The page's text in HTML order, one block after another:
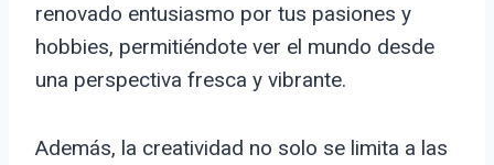
renovado entusiasmo por tus pasiones y
hobbies, permitiéndote ver el mundo desde
una perspectiva fresca y vibrante.
Además, la creatividad no solo se limita a las